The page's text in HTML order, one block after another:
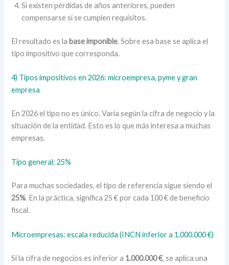
Si existen pérdidas de años anteriores, pueden
compensarse si se cumplen requisitos.
El resultado es la base imponible. Sobre esa base se aplica el
tipo impositivo que corresponda.
4) Tipos impositivos en 2026: microempresa, pyme y gran
empresa
En 2026 el tipo no es único. Varía según la cifra de negocio y la
situación de la entidad. Esto es lo que más interesa a muchas
empresas.
Tipo general: 25%
Para muchas sociedades, el tipo de referencia sigue siendo el
25%. En la práctica, significa 25 € por cada 100 € de beneficio
fiscal.
Microempresas: escala reducida (INCN inferior a 1.000.000 €)
Si la cifra de negocios es inferior a 1.000.000 €, se aplica una